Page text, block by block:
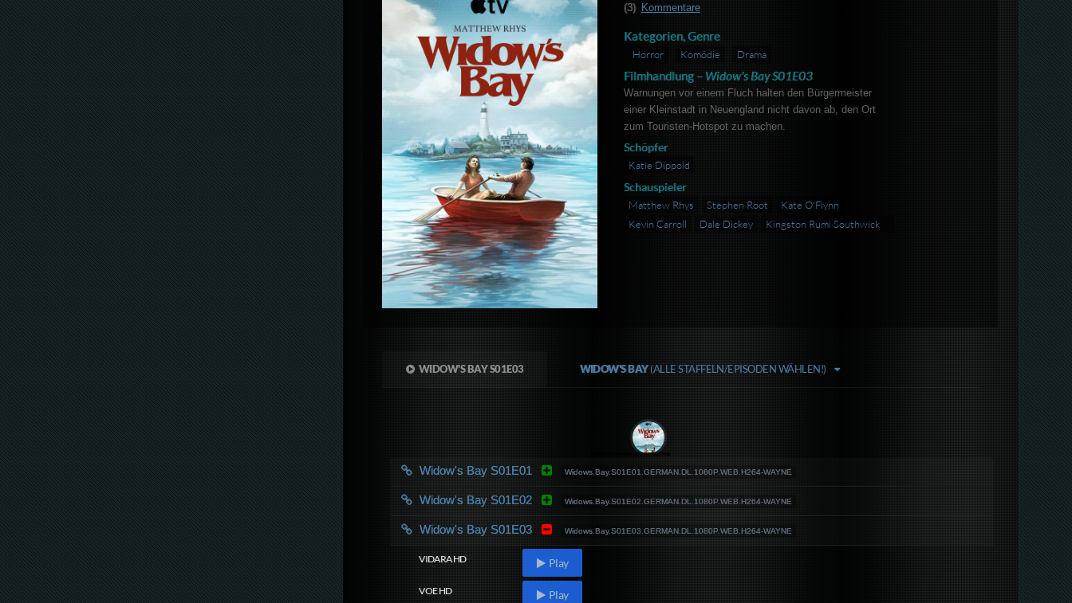
(3) Kommentare
Kategorien, Genre
Horror Komödie Drama
Filmhandlung – Widow's Bay S01E03
Warnungen vor einem Fluch halten den Bürgermeister
einer Kleinstadt in Neuengland nicht davon ab, den Ort
zum Touristen-Hotspot zu machen.
Schöpfer
Katie Dippold
Schauspieler
Matthew Rhys Stephen Root
Kate O'Flynn
Kevin Carroll
Dale Dickey Kingston Rumi Southwick
WIDOW'S BAY S01E03 WIDOW'S BAY(ALLE STAFFELN/EPISODEN WÄHLEN!)
Widow's Bay S01E01 Widows.Bay.S01E01.GERMAN.DL.1080P.WEB.H264-WAYNE
Widow's Bay S01E02 Widows.Bay.S01E02.GERMAN.DL.1080P.WEB.H264-WAYNE
Widow's Bay S01E03 Widows.Bay.S01E03.GERMAN.DL.1080P.WEB.H264-WAYNE
VIDARA HD Play
VOE HD Play